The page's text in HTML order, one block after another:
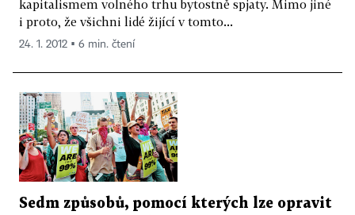
kapitalismem volného trhu bytostně spjaty. Mimo jiné
i proto, že všichni lidé žijící v tomto...
24. 1. 2012 ▪ 6 min. čtení
Sedm způsobů, pomocí kterých lze opravit